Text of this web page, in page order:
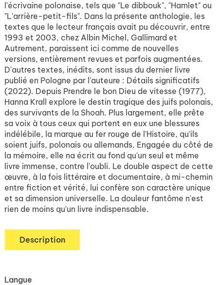
l'écrivaine polonaise, tels que "Le dibbouk", "Hamlet" ou
"L'arrière-petit-fils". Dans la présente anthologie, les
textes que le lecteur français avait pu découvrir, entre
1993 et 2003, chez Albin Michel, Gallimard et
Autrement, paraissent ici comme de nouvelles
versions, entièrement revues et parfois augmentées.
D'autres textes, inédits, sont issus du dernier livre
publié en Pologne par l'auteure : Détails significatifs
(2022). Depuis Prendre le bon Dieu de vitesse (1977),
Hanna Krall explore le destin tragique des juifs polonais,
des survivants de la Shoah. Plus largement, elle prête
sa voix à tous ceux qui portent en eux une blessures
indélébile, la marque au fer rouge de l'Histoire, qu'ils
soient juifs, polonais ou allemands. Engagée du côté de
la mémoire, elle na écrit au fond qu'un seul et même
livre immense, contre l'oubli. Le double aspect de cette
œuvre, à la fois littéraire et documentaire, à mi-chemin
entre fiction et vérité, lui confère son caractère unique
et sa dimension universelle. La douleur fantôme n'est
rien de moins qu'un livre indispensable.
Description
Langue